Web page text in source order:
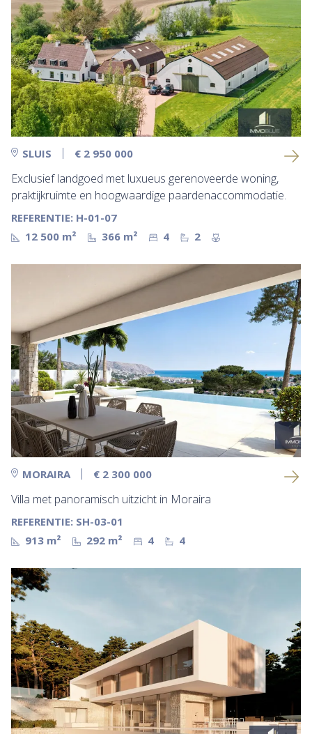
SLUIS € 2 950 000
Exclusief landgoed met luxueus gerenoveerde woning,
praktijkruimte en hoogwaardige paardenaccommodatie.
REFERENTIE: H-01-07
12 500 m²
366 m² 4 2
MORAIRA € 2 300 000
Villa met panoramisch uitzicht in Moraira
REFERENTIE: SH-03-01
913 m²
292 m² 4 4